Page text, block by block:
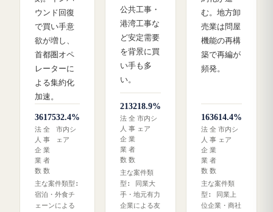
ウンド回復
で買い手意
欲が増し、
首都圏オペ
レーターに
よる集約化
加速。
36
法
人
企
業
数
175
全
事
業
者
数
32.4%
市内シ
ェア
主な案件類型:
宿泊・外食チ
ェーンによる
公共工事・
港湾工事な
ど安定需要
を背景に買
い手も多
い。
21
法
人
企
業
数
32
全
事
業
者
数
18.9%
市内シ
ェア
主な案件類
型: 同業大
手・地元有力
企業による友
む。地方卸
売業は問屋
機能の再構
築で再編が
頻発。
16
法
人
企
業
数
36
全
事
業
者
数
14.4%
市内シ
ェア
主な案件類
型: 同業上
位企業・商社